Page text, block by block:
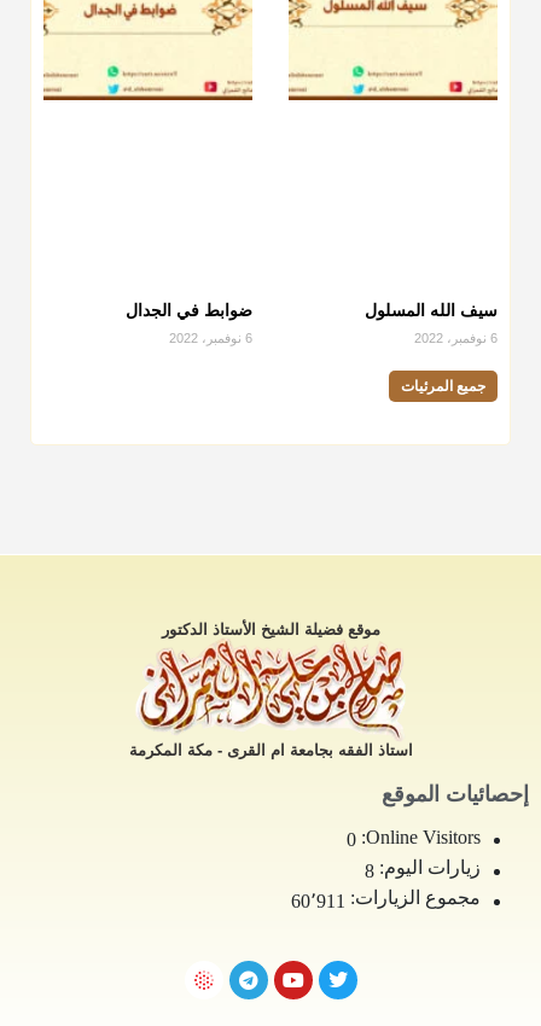
سيف الله المسلول
6 نوفمبر، 2022
ضوابط في الجدال
6 نوفمبر، 2022
جميع المرئيات
موقع فضيلة الشيخ الأستاذ الدكتور
استاذ الفقه بجامعة ام القرى - مكة المكرمة
إحصائيات الموقع
Online Visitors:
0
زيارات اليوم: 8
مجموع الزيارات: 60٬911